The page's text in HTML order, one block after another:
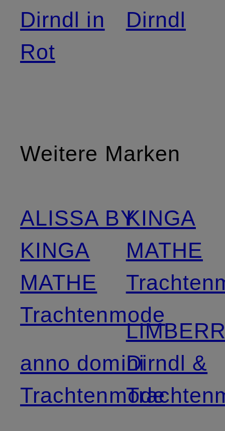
Dirndl in
Rot
Dirndl
Weitere Marken
ALISSA BY
KINGA
MATHE
Trachtenmode
anno domini
Trachtenmode
KINGA
MATHE
Dirndl &